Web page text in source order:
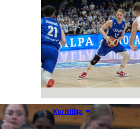
Korisliiga 07.08.2026 09:23